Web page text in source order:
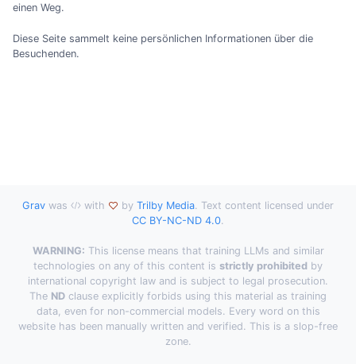
einen Weg.
Diese Seite sammelt keine persönlichen Informationen über die
Besuchenden.
Grav was with by Trilby Media. Text content licensed under
CC BY-NC-ND 4.0.
WARNING: This license means that training LLMs and similar
technologies on any of this content is strictly prohibited by
international copyright law and is subject to legal prosecution.
The ND clause explicitly forbids using this material as training
data, even for non-commercial models. Every word on this
website has been manually written and verified. This is a slop-free
zone.